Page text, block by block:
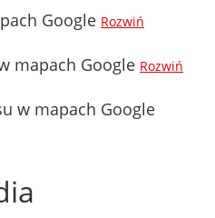
Google Rozwiń
mapach Google Rozwiń
w mapach Google